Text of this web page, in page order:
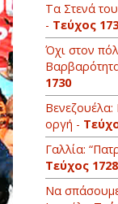
Τα Στενά
- Τεύχος
Όχι στον
1730
οργή -
Γαλλία:
Τεύχος 1728
Να σπάσουμε